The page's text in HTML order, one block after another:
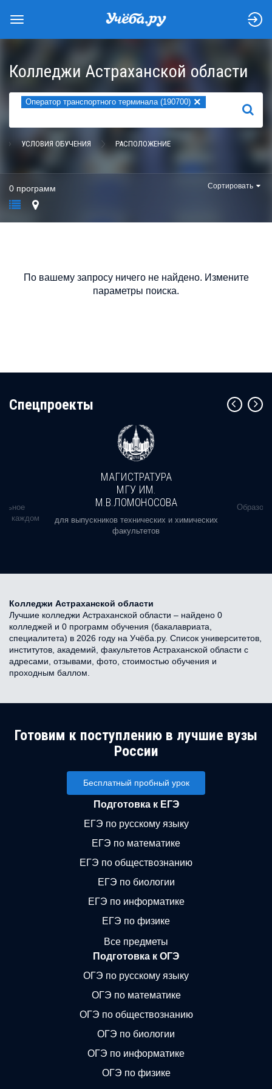
Колледжи Астраханской области
Оператор транспортного терминала (190700) ×
НАЙТИ
УСЛОВИЯ ОБУЧЕНИЯ РАСПОЛОЖЕНИЕ
0 программ Сортировать
По вашему запросу ничего не найдено. Измените
параметры поиска.
Cпецпроекты
в каждом
МАГИСТРАТУРА
МГУ ИМ.
М.В.ЛОМОНОСОВА
для выпускников технических и химических
факультетов
Колледжи Астраханской области
Лучшие колледжи Астраханской области – найдено 0
колледжей и 0 программ обучения (бакалавриата,
специалитета) в 2026 году на Учёба.ру. Список университетов,
институтов, академий, факультетов Астраханской области с
адресами, отзывами, фото, стоимостью обучения и
проходным баллом.
Готовим к поступлению в лучшие вузы
России
Бесплатный пробный урок
Подготовка к ЕГЭ
ЕГЭ по русскому языку
ЕГЭ по математике
ЕГЭ по обществознанию
ЕГЭ по биологии
ЕГЭ по информатике
ЕГЭ по физике
Все предметы
Подготовка к ОГЭ
ОГЭ по русскому языку
ОГЭ по математике
ОГЭ по обществознанию
ОГЭ по биологии
ОГЭ по информатике
ОГЭ по физике